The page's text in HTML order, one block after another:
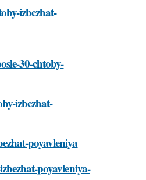
izbezhat-
30-chtoby-
izbezhat-
poyavleniya
poyavleniya-